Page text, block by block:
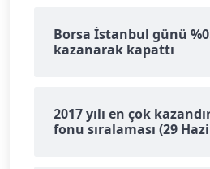
Borsa İstanbul günü
kazanarak kapattı
2017 yılı en çok
fonu sıralaması (29